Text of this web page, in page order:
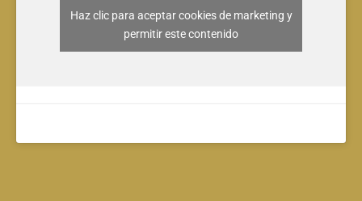
Haz clic para aceptar cookies de marketing y
permitir este contenido